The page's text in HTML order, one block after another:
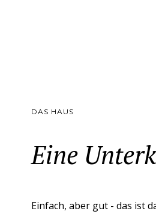
DAS HAUS
Eine
Einfach, aber gut - das ist